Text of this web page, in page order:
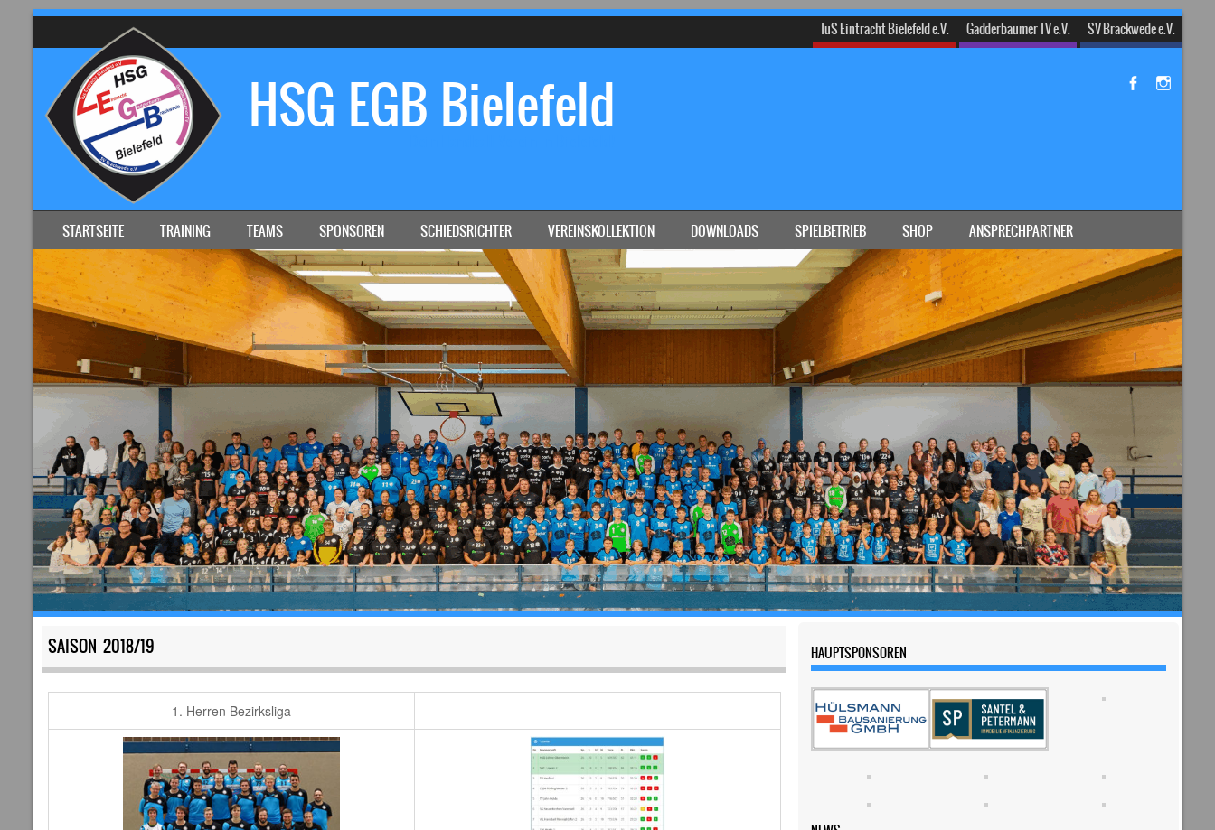
TuS Eintracht Bielefeld e.V. Gadderbaumer TV e.V. SV Brackwede e.V.
HSG EGB Bielefeld
MENU
SKIP TO CONTENT
STARTSEITE TRAINING TEAMS SPONSOREN SCHIEDSRICHTER VEREINSKOLLEKTION DOWNLOADS SPIELBETRIEB SHOP ANSPRECHPARTNER
SAISON 2018/19
1. Herren Bezirksliga
HAUPTSPONSOREN